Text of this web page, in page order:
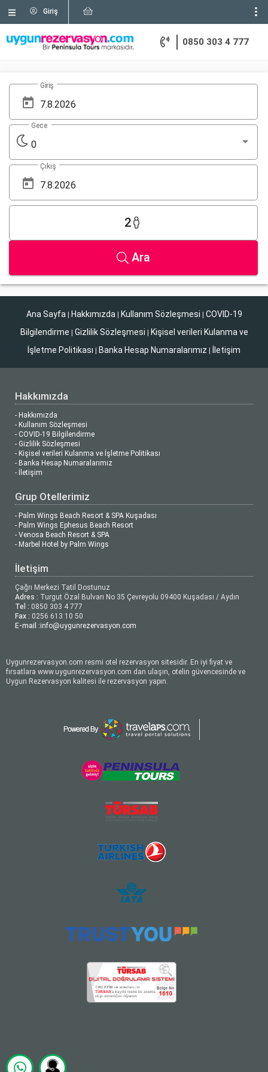
Giriş
0850 303 4 777
Giriş
0
Gece
Çıkış
2
Ara
Ana Sayfa | Hakkımızda | Kullanım Sözleşmesi | COVID-19
Bilgilendirme | Gizlilik Sözleşmesi | Kişisel verileri Kulanma ve
İşletme Politikası | Banka Hesap Numaralarımız | İletişim
Hakkımızda
- Hakkımızda
- Kullanım Sözleşmesi
- COVID-19 Bilgilendirme
- Gizlilik Sözleşmesi
- Kişisel verileri Kulanma ve İşletme Politikası
- Banka Hesap Numaralarımız
- İletişim
Grup Otellerimiz
- Palm Wings Beach Resort & SPA Kuşadası
- Palm Wings Ephesus Beach Resort
- Venosa Beach Resort & SPA
- Marbel Hotel by Palm Wings
İletişim
Çağrı Merkezi Tatil Dostunuz
Adres : Turgut Özal Bulvarı No 35 Çevreyolu 09400 Kuşadası / Aydın
Tel : 0850 303 4 777
Fax : 0256 613 10 50
E-mail :info@uygunrezervasyon.com
Uygunrezervasyon.com resmi otel rezervasyon sitesidir. En iyi fiyat ve
fırsatlara www.uygunrezervasyon.com dan ulaşın, otelin güvencesinde ve
Uygun Rezervasyon kalitesi ile rezervasyon yapın.